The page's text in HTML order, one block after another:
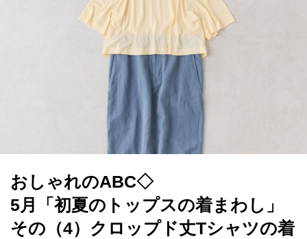
おしゃれのABC◇
5月「初夏のトップスの着まわし」
その（4）クロップド丈Tシャツの着